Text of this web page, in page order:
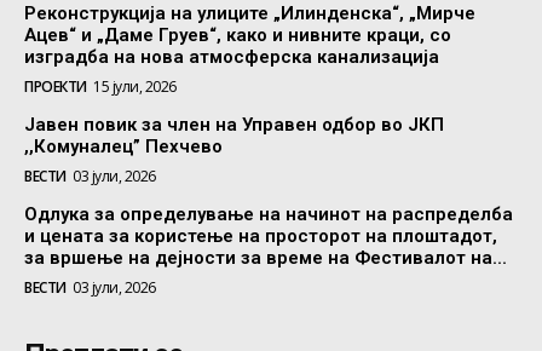
Реконструкција на улиците „Илинденска“, „Мирче
Ацев“ и „Даме Груев“, како и нивните краци, со
изградба на нова атмосферска канализација
ПРОЕКТИ 15 јули, 2026
Јавен повик за член на Управен одбор во ЈКП
,,Комуналец” Пехчево
ВЕСТИ 03 јули, 2026
Одлука за определување на начинот на распределба
и цената за користење на просторот на плоштадот,
за вршење на дејности за време на Фестивалот на...
ВЕСТИ 03 јули, 2026